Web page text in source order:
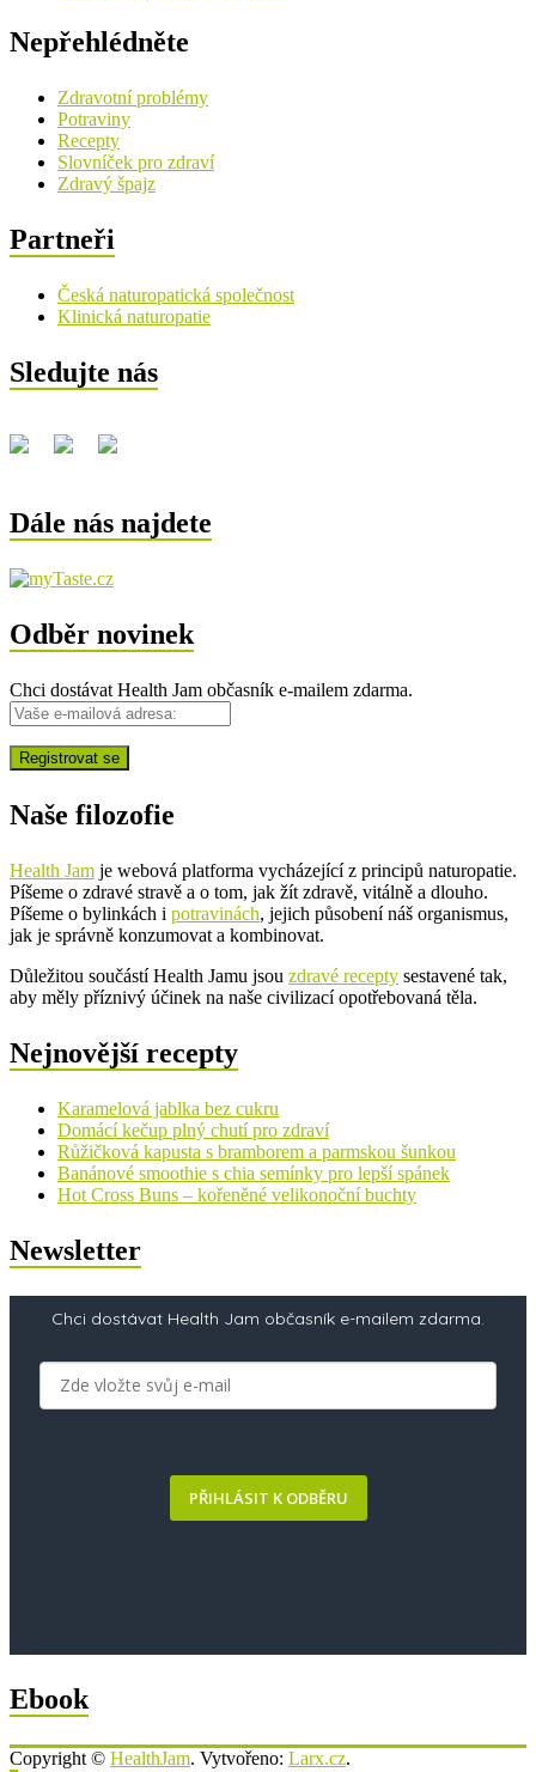
Nepřehlédněte
Zdravotní problémy
Potraviny
Recepty
Slovníček pro zdraví
Zdravý špajz
Partneři
Česká naturopatická společnost
Klinická naturopatie
Sledujte nás
Dále nás najdete
Odběr novinek
Chci dostávat Health Jam občasník e-mailem zdarma.
Naše filozofie
Health Jam je webová platforma vycházející z principů naturopatie.
Píšeme o zdravé stravě a o tom, jak žít zdravě, vitálně a dlouho.
Píšeme o bylinkách i potravinách, jejich působení náš organismus,
jak je správně konzumovat a kombinovat.
Důležitou součástí Health Jamu jsou zdravé recepty sestavené tak,
aby měly příznivý účinek na naše civilizací opotřebovaná těla.
Nejnovější recepty
Karamelová jablka bez cukru
Domácí kečup plný chutí pro zdraví
Růžičková kapusta s bramborem a parmskou šunkou
Banánové smoothie s chia semínky pro lepší spánek
Hot Cross Buns – kořeněné velikonoční buchty
Newsletter
Chci dostávat Health Jam občasník e-mailem zdarma.
PŘIHLÁSIT K ODBĚRU
Ebook
Copyright © HealthJam. Vytvořeno: Larx.cz.